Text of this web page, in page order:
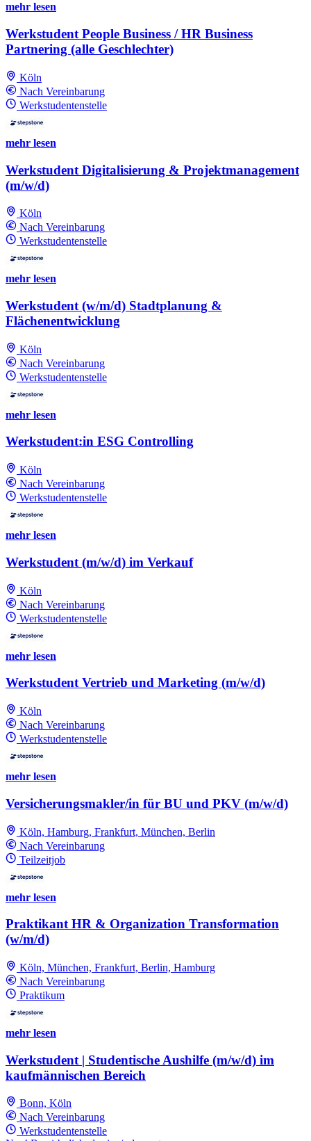
mehr lesen
Werkstudent People Business / HR Business
Partnering (alle Geschlechter)
Köln
Nach Vereinbarung
Werkstudentenstelle
mehr lesen
Werkstudent Digitalisierung & Projektmanagement
(m/w/d)
Köln
Nach Vereinbarung
Werkstudentenstelle
mehr lesen
Werkstudent (w/m/d) Stadtplanung &
Flächenentwicklung
Köln
Nach Vereinbarung
Werkstudentenstelle
mehr lesen
Werkstudent:in ESG Controlling
Köln
Nach Vereinbarung
Werkstudentenstelle
mehr lesen
Werkstudent (m/w/d) im Verkauf
Köln
Nach Vereinbarung
Werkstudentenstelle
mehr lesen
Werkstudent Vertrieb und Marketing (m/w/d)
Köln
Nach Vereinbarung
Werkstudentenstelle
mehr lesen
Versicherungsmakler/in für BU und PKV (m/w/d)
Köln, Hamburg, Frankfurt, München, Berlin
Nach Vereinbarung
Teilzeitjob
mehr lesen
Praktikant HR & Organization Transformation
(w/m/d)
Köln, München, Frankfurt, Berlin, Hamburg
Nach Vereinbarung
Praktikum
mehr lesen
Werkstudent | Studentische Aushilfe (m/w/d) im
kaufmännischen Bereich
Bonn, Köln
Nach Vereinbarung
Werkstudentenstelle